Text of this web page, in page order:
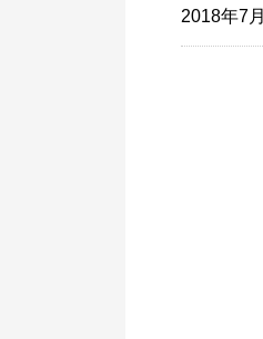
2018年7月